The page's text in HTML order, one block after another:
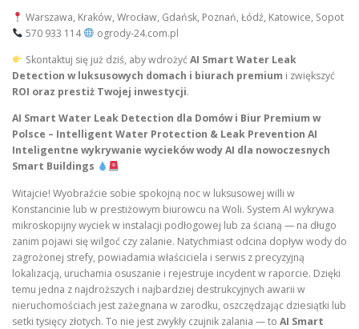
Warszawa, Kraków, Wrocław, Gdańsk, Poznań, Łódź, Katowice, Sopot
570 933 114
ogrody-24.com.pl
Skontaktuj się już dziś, aby wdrożyćAI Smart Water Leak
Detection w luksusowych domach i biurach premium i zwiększyć
ROI oraz prestiż Twojej inwestycji.
AI Smart Water Leak Detection dla Domów i Biur Premium w
Polsce – Intelligent Water Protection & Leak Prevention AI
Inteligentne wykrywanie wycieków wody AI dla nowoczesnych
Smart Buildings
Witajcie! Wyobraźcie sobie spokojną noc w luksusowej willi w
Konstancinie lub w prestiżowym biurowcu na Woli. System AI wykrywa
mikroskopijny wyciek w instalacji podłogowej lub za ścianą — na długo
zanim pojawi się wilgoć czy zalanie. Natychmiast odcina dopływ wody do
zagrożonej strefy, powiadamia właściciela i serwis z precyzyjną
lokalizacją, uruchamia osuszanie i rejestruje incydent w raporcie. Dzięki
temu jedna z najdroższych i najbardziej destrukcyjnych awarii w
nieruchomościach jest zażegnana w zarodku, oszczędzając dziesiątki lub
setki tysięcy złotych. To nie jest zwykły czujnik zalania — to AI Smart